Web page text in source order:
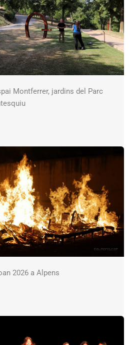
Montferrer, jardins del Parc
2026 a Alpens